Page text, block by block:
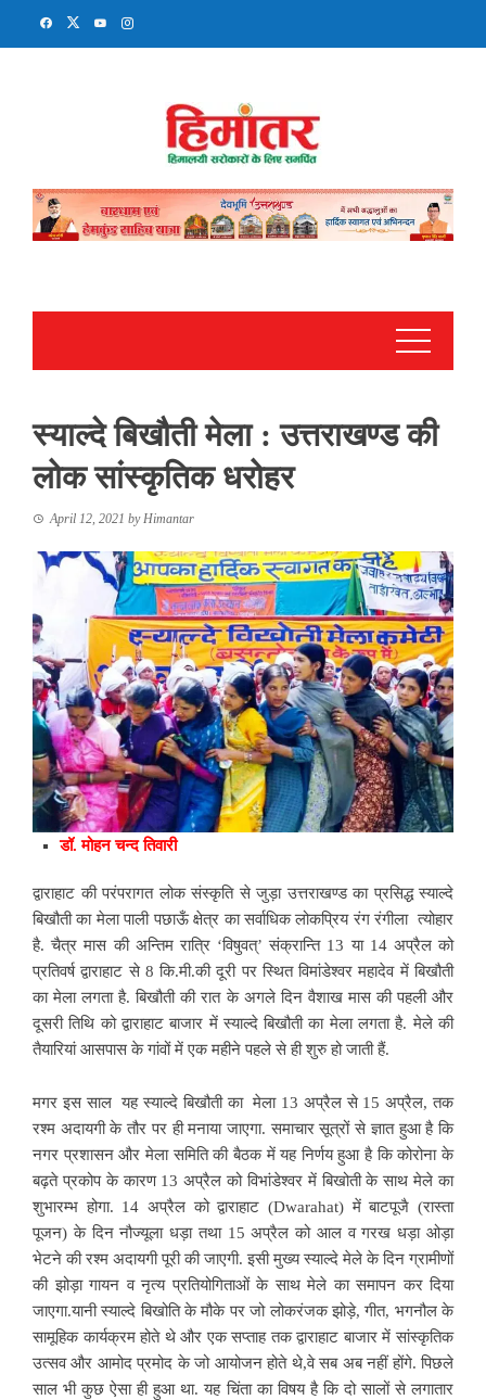
स्याल्दे बिखौती मेला : उत्तराखण्ड की
लोक सांस्कृतिक धरोहर
April 12, 2021 byHimantar
डॉ. मोहन चन्द तिवारी
द्वाराहाट की परंपरागत लोक संस्कृति से जुड़ा उत्तराखण्ड का प्रसिद्ध स्याल्दे
बिखौती का मेला पाली पछाऊँ क्षेत्र का सर्वाधिक लोकप्रिय रंग रंगीला त्योहार
है. चैत्र मास की अन्तिम रात्रि ‘विषुवत्’ संक्रान्ति 13 या 14 अप्रैल को
प्रतिवर्ष द्वाराहाट से 8 कि.मी.की दूरी पर स्थित विमांडेश्वर महादेव में बिखौती
का मेला लगता है. बिखौती कीरात के अगले दिन वैशाख मास की पहली और
दूसरी तिथि को द्वाराहाट बाजार में स्याल्दे बिखौती का मेला लगता है. मेले की
तैयारियां आसपास के गांवों में एक महीने पहले से ही शुरु हो जाती हैं.
मगर इस साल यह स्याल्दे बिखौती का मेला 13 अप्रैल से 15 अप्रैल, तक
रश्म अदायगी के तौर पर ही मनाया जाएगा. समाचार सूत्रों से ज्ञात हुआ है कि
नगर प्रशासनऔर मेला समिति की बैठक में यह निर्णय हुआ है कि कोरोना के
बढ़ते प्रकोप के कारण 13 अप्रैल को विभांडेश्वर में बिखोती के साथ मेले का
शुभारम्भ होगा. 14 अप्रैल को द्वाराहाट (Dwarahat) में बाटपूजै (रास्ता
पूजन) के दिन नौज्यूला धड़ा तथा 15 अप्रैल को आल व गरख धड़ा ओड़ा
भेटने की रश्म अदायगी पूरी की जाएगी. इसी मुख्य स्याल्दे मेले के दिन ग्रामीणों
की झोड़ा गायन व नृत्य प्रतियोगिताओं के साथ मेले का समापन कर दिया
जाएगा.यानी स्याल्दे बिखोति के मौके पर जो लोकरंजक झोड़े, गीत, भगनौल के
सामूहिक कार्यक्रम होते थे और एक सप्ताह तक द्वाराहाट बाजार में सांस्कृतिक
उत्सव और आमोद प्रमोद के जो आयोजन होते थे,वे सब अब नहीं होंगे. पिछले
साल भी कुछ ऐसा ही हुआ था. यह चिंता का विषय है कि दो सालों से लगातार